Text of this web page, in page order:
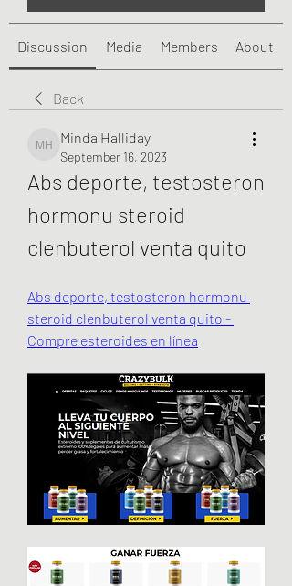
Discussion Media Members About
Back
Minda Halliday
Minda Halliday
September 16, 2023
Abs deporte, testosteron
hormonu steroid
clenbuterol venta quito
Abs deporte, testosteron hormonu
steroid clenbuterol venta quito -
Compre esteroides en línea